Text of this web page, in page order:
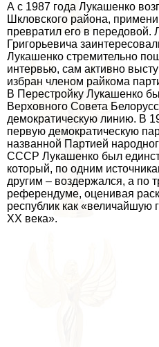
А с 1987 года Лукашенко
Шкловского района,
превратил его в передовой.
Григорьевича
Лукашенко стремительно
интервью, сам активно
избран члeном райкома
В Перестройку Лукашенко
Верховного Совета
демократическую линию. В
первую демократическую
названной Партией
СССР Лукашенко был
который, по одним
другим – воздержался, а по
референдуме, оценивая
республик как «величайшую
XX века».